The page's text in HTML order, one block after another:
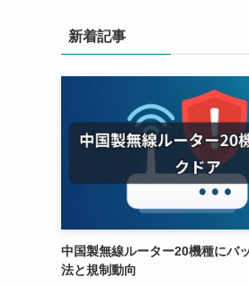
新着記事
中国製無線ルーター20機種にバ
法と規制動向